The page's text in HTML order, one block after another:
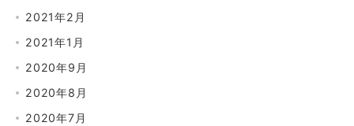
2021年2月
2021年1月
2020年9月
2020年8月
2020年7月